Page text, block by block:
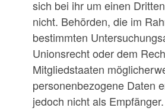
sich bei ihr um einen
nicht. Behörden, die im
bestimmten
Unionsrecht oder dem
Mitgliedstaaten
personenbezogene Daten
jedoch nicht als Empfänger.